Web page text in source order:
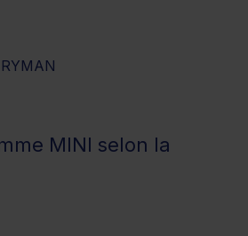
MINI selon la